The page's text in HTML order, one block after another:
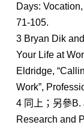
Days:
71-105.
3 Bryan Dik
Your Life at
Eldridge,
Work”,
4 同上；另參B.
Research and